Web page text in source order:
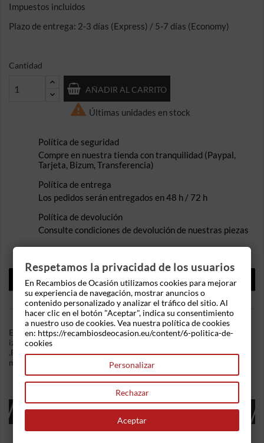
Impuestos incluidos
Plazo de entrega: 2-3 días (Express) / 5-7 días (Economy)
Cantidad
AÑADIR AL CARRITO
 Últimas unidades en stock
Política de seguridad
Compre en nuestra tienda con tranquilidad (Paypal,
Tarjeta, Bizum, Transferencia)
Política de entrega
Los pedidos serán entregados en 48 h / 72 h
Política de devolución
Consulte condiciones de devolución de nuestras piezas
DESCRIPCIÓN
DETALLES DEL PRODUCTO
En Recambios de Ocasion disponemos de Elevalunas trasero
izquierdo Ford Mondeo II Sedan (2001-2007) 2.0 TDCi (130 cv)
.Referencia Interna: 11091256356805. Ademas, disponemos de
mas recambios, si tiene cualquier duda consultenos.
16 OTROS PRODUCTOS EN LA MISMA
CATEGORÍA:
Respetamos la privacidad de los usuarios
En Recambios de Ocasión utilizamos cookies para mejorar
su experiencia de navegación, mostrar anuncios o
contenido personalizado y analizar el tráfico del sitio. Al
hacer clic en el botón "Aceptar", indica su consentimiento
a nuestro uso de cookies. Vea nuestra política de cookies
en: https://recambiosdeocasion.eu/content/6-politica-de-
cookies
Personalizar
Rechazar
Aceptar